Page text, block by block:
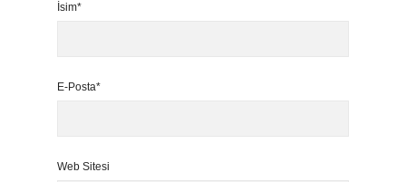
İsim*
E-Posta*
Web Sitesi